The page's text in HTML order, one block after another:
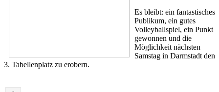
Es bleibt: ein fantastisches
Publikum, ein gutes
Volleyballspiel, ein Punkt
gewonnen und die
Möglichkeit nächsten
Samstag in Darmstadt den
3. Tabellenplatz zu erobern.